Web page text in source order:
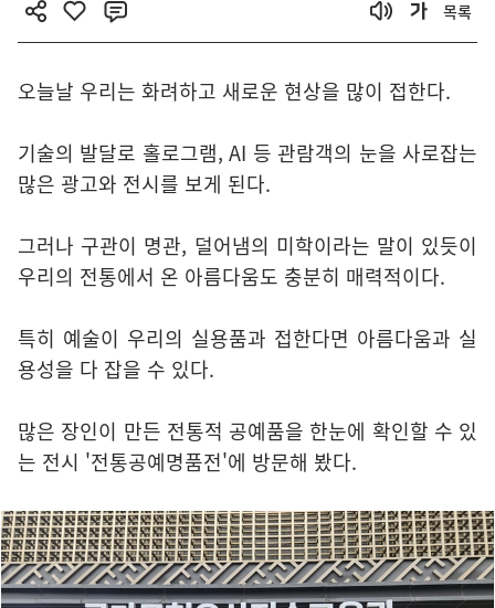
목록
오늘날 우리는 화려하고 새로운 현상을 많이 접한다.
기술의 발달로 홀로그램, AI 등 관람객의 눈을 사로잡는
많은 광고와 전시를 보게 된다.
그러나 구관이 명관, 덜어냄의 미학이라는 말이 있듯이
우리의 전통에서 온 아름다움도 충분히 매력적이다.
특히 예술이 우리의 실용품과 접한다면 아름다움과 실
용성을 다 잡을 수 있다.
많은 장인이 만든 전통적 공예품을 한눈에 확인할 수 있
는 전시 '전통공예명품전'에 방문해 봤다.